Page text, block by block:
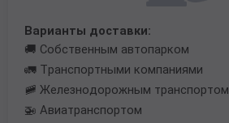
Варианты доставки:
🚚 Собственным автопарком
🚛 Транспортными компаниями
🚞 Железнодорожным транспортом
🚁 Авиатранспортом